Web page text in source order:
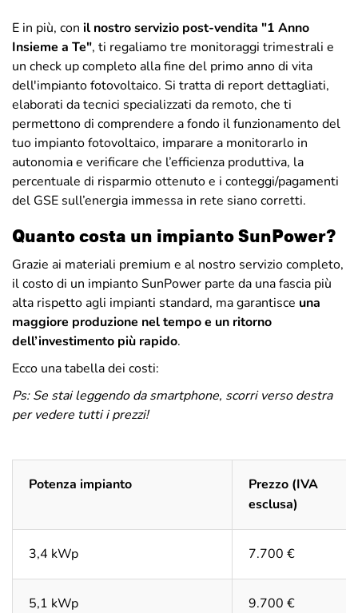
E in più, con il nostro servizio post-vendita "1 Anno
Insieme a Te", ti regaliamo tre monitoraggi trimestrali e
un check up completo alla fine del primo anno di vita
dell'impianto fotovoltaico. Si tratta di report dettagliati,
elaborati da tecnici specializzati da remoto, che ti
permettono di comprendere a fondo il funzionamento del
tuo impianto fotovoltaico, imparare a monitorarlo in
autonomia e verificare che l’efficienza produttiva, la
percentuale di risparmio ottenuto e i conteggi/pagamenti
del GSE sull’energia immessa in rete siano corretti.
Quanto costa un impianto SunPower?
Grazie ai materiali premium e al nostro servizio completo,
il costo di un impianto SunPower parte da una fascia più
alta rispetto agli impianti standard, ma garantisce una
maggiore produzione nel tempo e un ritorno
dell’investimento più rapido.
Ecco una tabella dei costi:
Ps: Se stai leggendo da smartphone, scorri verso destra
per vedere tutti i prezzi!
Potenza impianto
Prezzo (IVA
esclusa)
3,4 kWp 7.700 €
5,1 kWp 9.700 €